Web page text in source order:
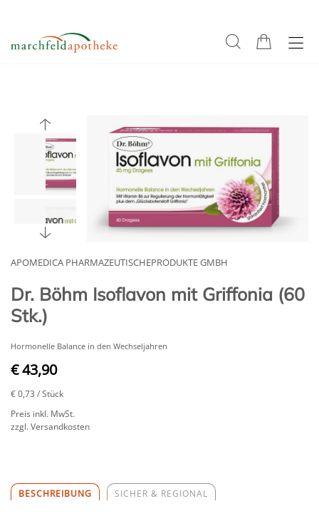
APOMEDICA PHARMAZEUTISCHEPRODUKTE GMBH
Dr. Böhm Isoflavon mit Griffonia (60
Stk.)
Hormonelle Balance in den Wechseljahren
€ 43,90
€ 0,73 / Stück
Preis inkl. MwSt.
zzgl. Versandkosten
BESCHREIBUNG SICHER & REGIONAL